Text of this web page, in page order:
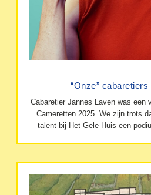
“Onze”
Cabaretier Jannes Laven was een
Cameretten 2025. We zijn trots
talent bij Het Gele Huis een